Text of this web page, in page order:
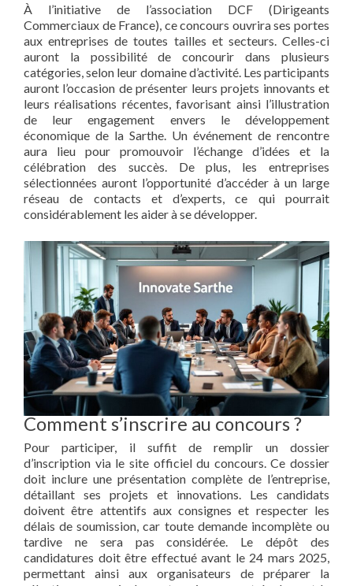
À l’initiative de l’association DCF (Dirigeants
Commerciaux de France), ce concours ouvrira ses portes
aux entreprises de toutes tailles et secteurs. Celles-ci
auront la possibilité de concourir dans plusieurs
catégories, selon leur domaine d’activité. Les participants
auront l’occasion de présenter leurs projets innovants et
leurs réalisations récentes, favorisant ainsi l’illustration
de leur engagement envers le développement
économique de la Sarthe. Un événement de rencontre
aura lieu pour promouvoir l’échange d’idées et la
célébration des succès. De plus, les entreprises
sélectionnées auront l’opportunité d’accéder à un large
réseau de contacts et d’experts, ce qui pourrait
considérablement les aider à se développer.
Comment s’inscrire au concours ?
Pour participer, il suffit de remplir un dossier
d’inscription via le site officiel du concours. Ce dossier
doit inclure une présentation complète de l’entreprise,
détaillant ses projets et innovations. Les candidats
doivent être attentifs aux consignes et respecter les
délais de soumission, car toute demande incomplète ou
tardive ne sera pas considérée. Le dépôt des
candidatures doit être effectué avant le 24 mars 2025,
permettant ainsi aux organisateurs de préparer la